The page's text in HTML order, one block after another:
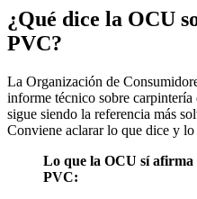
¿Qué dice la OCU
PVC?
La Organización de
informe técnico sobre carpintería
sigue siendo la referencia más
Conviene aclarar lo que dice y lo
Lo que la OCU sí afirma
PVC: